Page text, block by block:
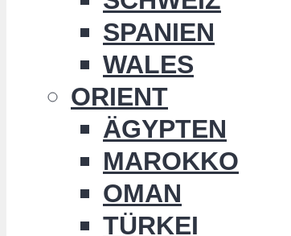
SPANIEN
WALES
ORIENT
ÄGYPTEN
MAROKKO
OMAN
TÜRKEI